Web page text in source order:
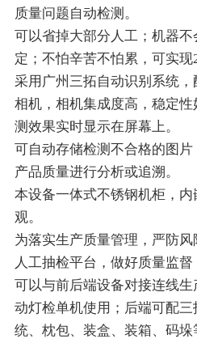
质量问题自动检测。
可以省掉大部分人工；机器
定；不怕辛苦不怕累，可实现
采用广州三拓自动识别系统
相机，相机集成度高，稳定
测效果实时显示在屏幕上。
可自动存储检测不合格的图
产品质量进行分析或追溯。
本设备一体式不锈钢机柜，
观。
为落实生产质量管理，严防
人工抽检平台，做好质量监督
可以与前后端设备对接连线
动灯检单机使用；后端可配
统、枕包、装盒、装箱、码